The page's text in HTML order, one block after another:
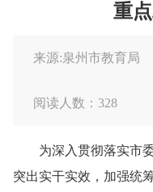
重
来源:泉州市教育局
阅读人数： 328
为深入贯彻落实市委
突出实干实效，加强统